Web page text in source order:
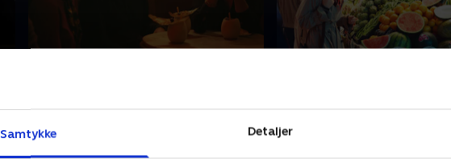
Samtykke Detaljer
vække skjulte ønsker på date
nummer to, men seks er for mange
19. juni 2023 • 33 min
stadig ikke tid til første kys. .